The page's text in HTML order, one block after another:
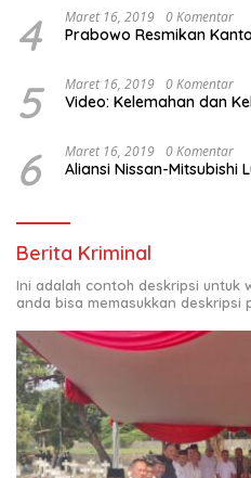
4 Maret 16, 2019 0 Komentar
Prabowo Resmikan
5 Maret 16, 2019 0 Komentar
Video: Kelemahan dan
6 Maret 16, 2019 0 Komentar
Aliansi Nissan-Mitsubishi
Berita Kriminal
Ini adalah contoh deskripsi untuk
anda bisa memasukkan deskripsi